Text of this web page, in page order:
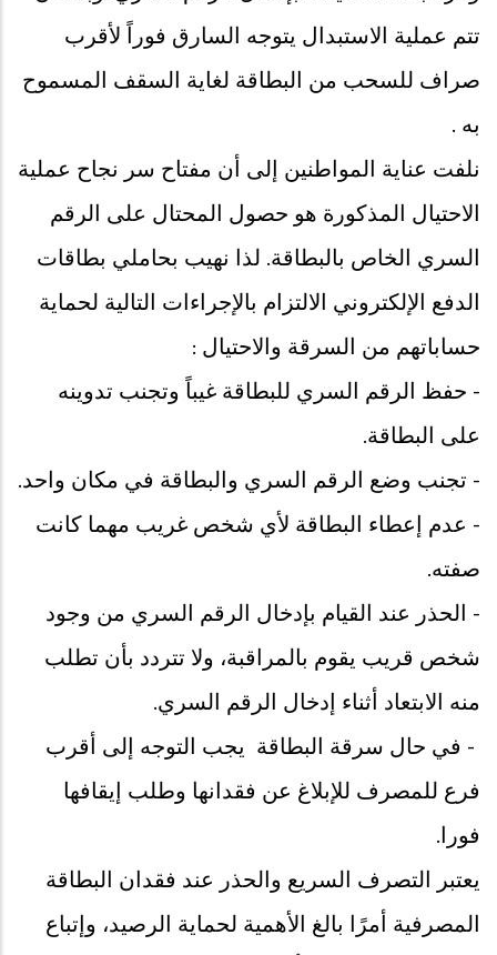
تتم عملية الاستبدال يتوجه السارق فوراً لأقرب
صراف للسحب من البطاقة لغاية السقف المسموح
به .
نلفت عناية المواطنين إلى أن مفتاح سر نجاح عملية
الاحتيال المذكورة هو حصول المحتال على الرقم
السري الخاص بالبطاقة. لذا نهيب بحاملي بطاقات
الدفع الإلكتروني الالتزام بالإجراءات التالية لحماية
حساباتهم من السرقة والاحتيال :
- حفظ الرقم السري للبطاقة غيباً وتجنب تدوينه
على البطاقة.
- تجنب وضع الرقم السري والبطاقة في مكان واحد.
- عدم إعطاء البطاقة لأي شخص غريب مهما كانت
صفته.
- الحذر عند القيام بإدخال الرقم السري من وجود
شخص قريب يقوم بالمراقبة، ولا تتردد بأن تطلب
منه الابتعاد أثناء إدخال الرقم السري.
- في حال سرقة البطاقة يجب التوجه إلى أقرب
فرع للمصرف للإبلاغ عن فقدانها وطلب إيقافها
فورا.
يعتبر التصرف السريع والحذر عند فقدان البطاقة
المصرفية أمرًا بالغ الأهمية لحماية الرصيد، وإتباع